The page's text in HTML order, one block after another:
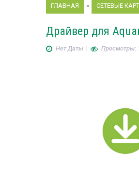
ГЛАВНАЯ » СЕТЕВЫЕ
Драйвер для
Нет Даты | Просмотры: